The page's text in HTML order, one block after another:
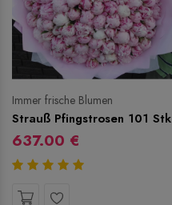
Immer frische Blumen
Strauß Pfingstrosen 101 Stk
637.00 €